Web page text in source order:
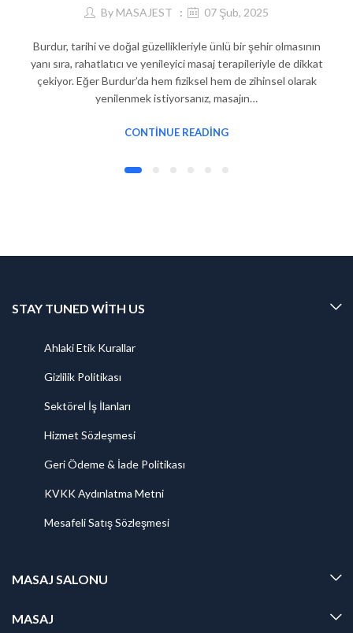
By MASAJEST 07 Şub, 2025
Burdur, tarihi ve doğal güzellikleriyle ünlü bir şehir olmasının
yanı sıra, rahatlatıcı ve yenileyici masaj terapileriyle de dikkat
çekiyor. Eğer Burdur’da hem fiziksel hem de zihinsel olarak
yenilenmek istiyorsanız, masajın…
CONTINUE READING
STAY TUNED WITH US
Ahlaki Etik Kurallar
Gizlilik Politikası
Sektörel İş İlanları
Hizmet Sözleşmesi
Geri Ödeme & İade Politikası
KVKK Aydınlatma Metni
Mesafeli Satış Sözleşmesi
MASAJ SALONU
MASAJ